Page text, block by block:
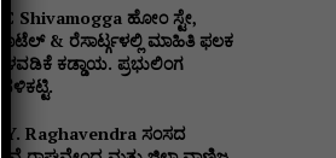
DC Shivamogga ಹೋಂ ಸ್ಟೇ,
ಹೊಟೆಲ್ & ರೆಸಾರ್ಟ್ಗಳಲ್ಲಿ ಮಾಹಿತಿ ಫಲಕ
ಅಳವಡಿಕೆ ಕಡ್ಡಾಯ. ಪ್ರಭುಲಿಂಗ
ಕವಳಿಕಟ್ಟಿ.
B.Y. Raghavendra ಸಂಸದ